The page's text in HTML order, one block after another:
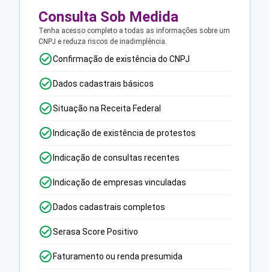
Consulta Sob Medida
Tenha acesso completo a todas as informações sobre um
CNPJ e reduza riscos de inadimplência.
Confirmação de existência do CNPJ
Dados cadastrais básicos
Situação na Receita Federal
Indicação de existência de protestos
Indicação de consultas recentes
Indicação de empresas vinculadas
Dados cadastrais completos
Serasa Score Positivo
Faturamento ou renda presumida